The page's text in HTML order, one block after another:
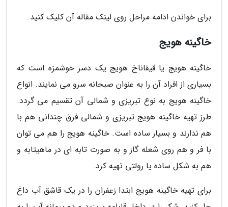
برای خواندن ادامه مراحل روی لینک مقاله آن کلیک کنید.
خاگینه هویج
خاگینه هویج یا قیقاناخ هویج یک دسر خوشمزه است که
بسیاری از افراد آن را به عنوان صبحانه سرو می نمایند. انواع
خاگینه هویج به نوع تبریزی و شمالی آن تقسیم می گردد.
طرز تهیه خاگینه هویج تبریزی و شمالی فرق چندانی هم با
هم ندارند و بسیار ساده است. خاگینه هویج را هم می توان
با فر و هم روی شعله گاز و به صورت تابه ای در ماهیتابه و
هم به شکل ساده یا رولتی تهیه کرد.
برای تهیه خاگینه هویج ابتدا زعفران را در یک قاشق آب داغ